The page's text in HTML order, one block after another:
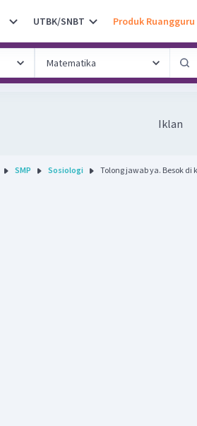
UTBK/SNBT Produk Ruangguru
Iklan
SMP Sosiologi Tolong jawab ya. Besok di